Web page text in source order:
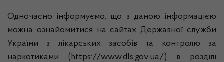
Одночасно інформуємо, що з даною інформацією
можна ознайомитися на сайтах Державної служби
України з лікарських засобів та контролю за
наркотиками (https://www.dls.gov.ua/) в розділі